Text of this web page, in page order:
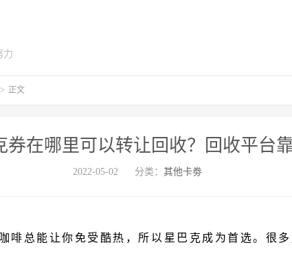
力
> 正文
券在哪里可以转让回收？回收平台靠
2022-05-02 分类： 其他卡劵
啡总能让你免受酷热，所以星巴克成为首选。很